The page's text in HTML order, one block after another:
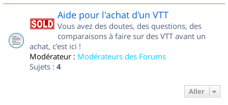
Aide pour l'achat d'un VTT
Vous avez des doutes, des questions, des
comparaisons à faire sur des VTT avant un
achat, c'est ici !
Modérateur : Modérateurs des Forums
Sujets : 4
Aller